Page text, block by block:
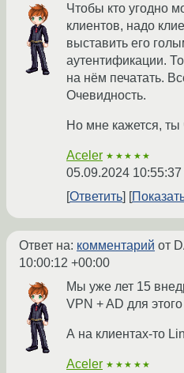
Чтобы кто угодно
клиентов, надо
выставить его
аутентификации.
на нём печатать.
Очевидность.
Но мне кажется, ты
Aceler ★★★★★
05.09.2024
Ответить
Ответ на: комментарий от
10:00:12 +00:00
Мы уже лет 15
VPN + AD для
А на клиентах-то
Aceler ★★★★★